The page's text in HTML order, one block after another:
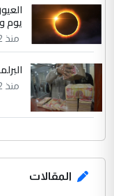
يوم
منذ 2 ساعة
منذ 2 ساعة
المقالات